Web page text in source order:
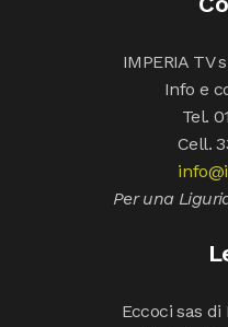
IMPERIA TV
Info e
Tel.
Cell.
Per una
Eccoci sas di